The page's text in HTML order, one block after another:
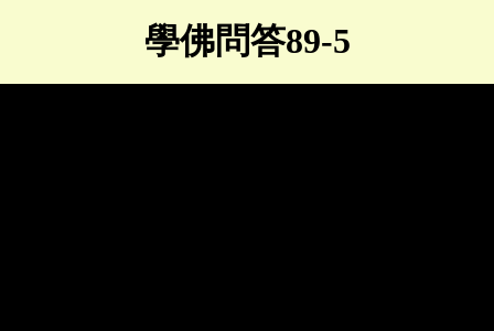
學佛問答89-5